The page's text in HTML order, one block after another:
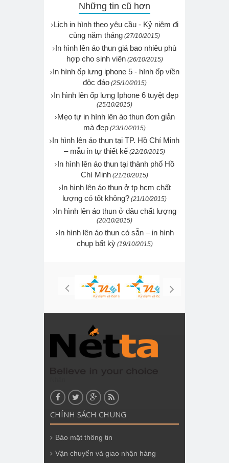
Những tin cũ hơn
Lịch in hình theo yêu cầu - Kỷ niêm đi
cùng năm tháng (27/10/2015)
In hình lên áo thun giá bao nhiêu phù
hợp cho sinh viên (26/10/2015)
In hình ốp lưng iphone 5 - hình ốp viền
độc đáo (25/10/2015)
In hình lên ốp lưng Iphone 6 tuyệt đẹp
(25/10/2015)
Mẹo tự in hình lên áo thun đơn giản
mà đẹp (23/10/2015)
In hình lên áo thun tại TP. Hồ Chí Minh
– mẫu in tự thiết kế (22/10/2015)
In hình lên áo thun tại thành phố Hồ
Chí Minh (21/10/2015)
In hình lên áo thun ở tp hcm chất
lượng có tốt không? (21/10/2015)
In hình lên áo thun ở đâu chất lượng
(20/10/2015)
In hình lên áo thun có sẵn – in hình
chụp bất kỳ (19/10/2015)
CHÍNH SÁCH CHUNG
Bảo mật thông tin
Vận chuyển và giao nhận hàng